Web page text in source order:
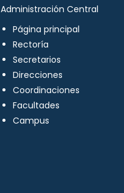
Administración Central
Página principal
Rectoría
Secretarios
Direcciones
Coordinaciones
Facultades
Campus